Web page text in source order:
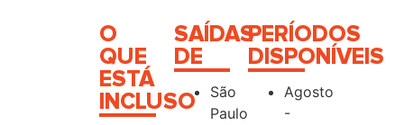
O
QUE
ESTÁ
INCLUSO
SAÍDAS
DE
São
Paulo
PERÍODOS
DISPONÍVEIS
Agosto
-